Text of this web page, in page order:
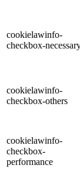
cookielawinfo-
checkbox-
cookielawinfo-
checkbox-others
cookielawinfo-
checkbox-
performance